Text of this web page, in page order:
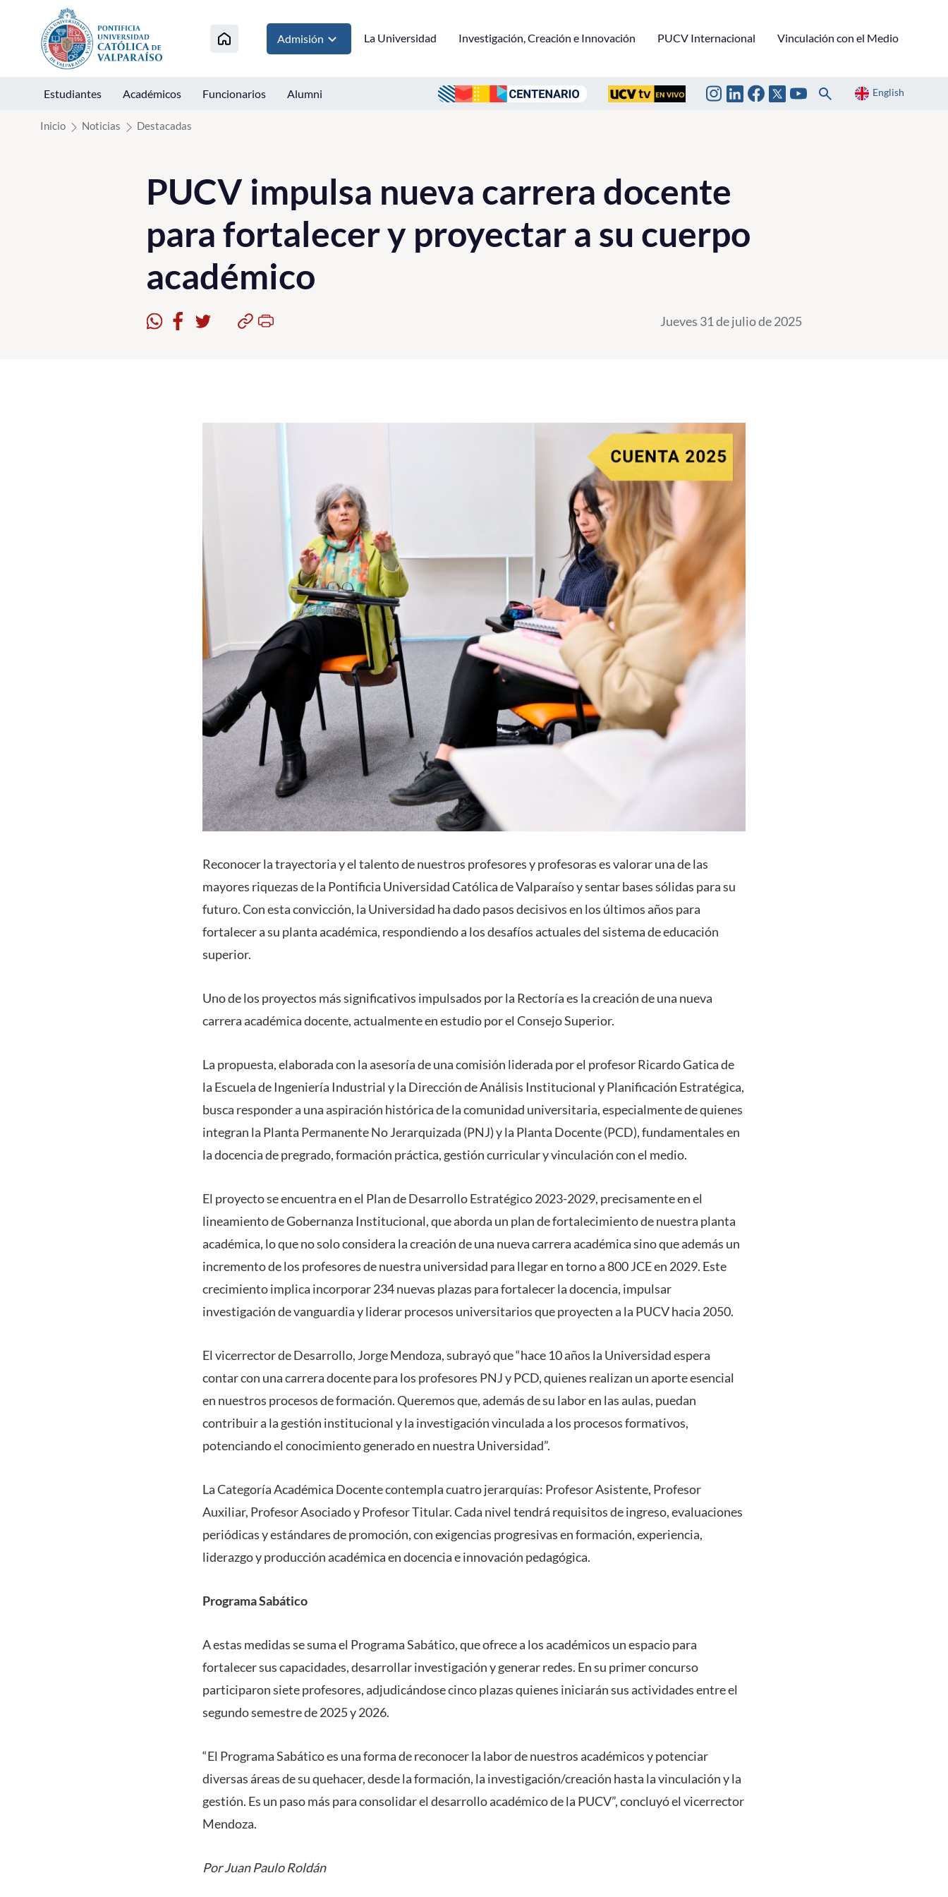
Click acá para ir directamente al contenido
Admisión La Universidad Investigación, Creación e Innovación PUCV Internacional Vinculación con el Medio
Estudiantes Académicos Funcionarios Alumni English
Inicio Noticias Destacadas
PUCV impulsa nueva carrera docente
para fortalecer y proyectar a su cuerpo
académico
Jueves 31 de julio de 2025
Reconocer la trayectoria y el talento de nuestros profesores y profesoras es valorar una de las
mayores riquezas de la Pontificia Universidad Católica de Valparaíso y sentar bases sólidas para su
futuro. Con esta convicción, la Universidad ha dado pasos decisivos en los últimos años para
fortalecer a su planta académica, respondiendo a los desafíos actuales del sistema de educación
superior.
Uno de los proyectos más significativos impulsados por la Rectoría es la creación de una nueva
carrera académica docente, actualmente en estudio por el Consejo Superior.
La propuesta, elaborada con la asesoría de una comisión liderada por el profesor Ricardo Gatica de
la Escuela de Ingeniería Industrial y la Dirección de Análisis Institucional y Planificación Estratégica,
busca responder a una aspiración histórica de la comunidad universitaria, especialmente de quienes
integran la Planta Permanente No Jerarquizada (PNJ) y la Planta Docente (PCD), fundamentales en
la docencia de pregrado, formación práctica, gestión curricular y vinculación con el medio.
El proyecto se encuentra en el Plan de Desarrollo Estratégico 2023-2029, precisamente en el
lineamiento de Gobernanza Institucional, que aborda un plan de fortalecimiento de nuestra planta
académica, lo que no solo considera la creación de una nueva carrera académica sino que además un
incremento de los profesores de nuestra universidad para llegar en torno a 800 JCE en 2029. Este
crecimiento implica incorporar 234 nuevas plazas para fortalecer la docencia, impulsar
investigación de vanguardia y liderar procesos universitarios que proyecten a la PUCV hacia 2050.
El vicerrector de Desarrollo, Jorge Mendoza, subrayó que “hace 10 años la Universidad espera
contar con una carrera docente para los profesores PNJ y PCD, quienes realizan un aporte esencial
en nuestros procesos de formación. Queremos que, además de su labor en las aulas, puedan
contribuir a la gestión institucional y la investigación vinculada a los procesos formativos,
potenciando el conocimiento generado en nuestra Universidad”.
La Categoría Académica Docente contempla cuatro jerarquías: Profesor Asistente, Profesor
Auxiliar, Profesor Asociado y Profesor Titular. Cada nivel tendrá requisitos de ingreso, evaluaciones
periódicas y estándares de promoción, con exigencias progresivas en formación, experiencia,
liderazgo y producción académica en docencia e innovación pedagógica.
Programa Sabático
A estas medidas se suma el Programa Sabático, que ofrece a los académicos un espacio para
fortalecer sus capacidades, desarrollar investigación y generar redes. En su primer concurso
participaron siete profesores, adjudicándose cinco plazas quienes iniciarán sus actividades entre el
segundo semestre de 2025 y 2026.
“El Programa Sabático es una forma de reconocer la labor de nuestros académicos y potenciar
diversas áreas de su quehacer, desde la formación, la investigación/creación hasta la vinculación y la
gestión. Es un paso más para consolidar el desarrollo académico de la PUCV”, concluyó el vicerrector
Mendoza.
Por Juan Paulo Roldán